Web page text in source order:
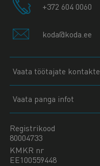
+372 604 0060
koda@koda.ee
Vaata töötajate kontakte
Vaata panga infot
Registrikood
80004733
KMKR nr
EE100559448